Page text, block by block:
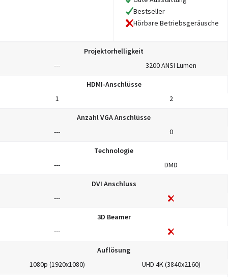
Bestseller
Hörbare Betriebsgeräusche
Projektorhelligkeit
---
3200 ANSI Lumen
HDMI-Anschlüsse
1
2
Anzahl VGA Anschlüsse
---
0
Technologie
---
DMD
DVI Anschluss
---
3D Beamer
---
Auflösung
1080p (1920x1080)
UHD 4K (3840x2160)